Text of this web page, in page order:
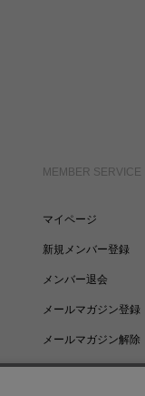
MEMBER SERVICE
マイページ
新規メンバー登録
メンバー退会
メールマガジン登録
メールマガジン解除
ポイントについて